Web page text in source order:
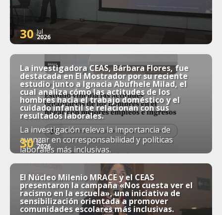
30 Jul
2026
La investigadora CEAS, Bárbara Flores, fue
destacada en El Mostrador por su reciente
estudio junto a Ignacia Abufhele Milad, el
cual analiza cómo las actitudes de los
hombres hacia el trabajo doméstico y el
cuidado infantil se relacionan con sus
resultados laborales.
La investigación releva la importancia de
avanzar en corresponsabilidad y políticas
laborales más inclusivas.
30 Jul
2026
El Núcleo Milenio MRACE y el CEAS
presentaron la campaña «Nos cuesta ver el
racismo en la escuela», una iniciativa de
sensibilización orientada a promover
comunidades escolares más inclusivas.